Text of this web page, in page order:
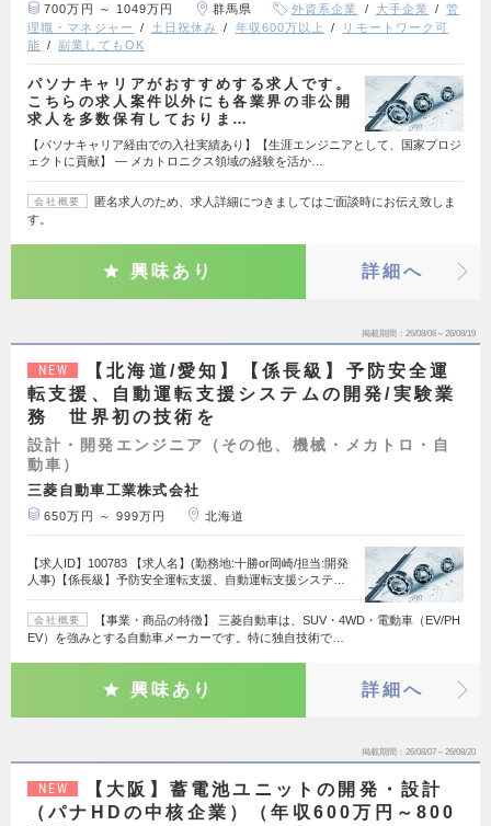
700万円 ～ 1049万円 群馬県 外資系企業 大手企業
管
理職・マネジャー
土日祝休み 年収600万以上
リモートワーク可
能
副業してもOK
パソナキャリアがおすすめする求人です。
こちらの求人案件以外にも各業界の非公開
求人を多数保有しておりま…
【パソナキャリア経由での入社実績あり】【生涯エンジニアとして、国家プロジ
ェクトに貢献】 ― メカトロニクス領域の経験を活か…
会社概要
匿名求人のため、求人詳細につきましてはご面談時にお伝え致しま
す。
興味あり 詳細へ
掲載期間 26/08/06～26/08/19
NEW
【北海道/愛知】【係長級】予防安全運
転支援、自動運転支援システムの開発/実験業
務 世界初の技術を
設計・開発エンジニア（その他、機械・メカトロ・自
動車）
三菱自動車工業株式会社
650万円 ～ 999万円 北海道
【求人ID】100783 【求人名】(勤務地:十勝or岡崎/担当:開発
人事)【係長級】予防安全運転支援、自動運転支援システ…
会社概要
【事業・商品の特徴】 三菱自動車は、SUV・4WD・電動車（EV/PH
EV）を強みとする自動車メーカーです。特に独自技術で…
興味あり 詳細へ
掲載期間 26/08/07～26/08/20
NEW
【大阪】蓄電池ユニットの開発・設計
（パナHDの中核企業）（年収600万円～800